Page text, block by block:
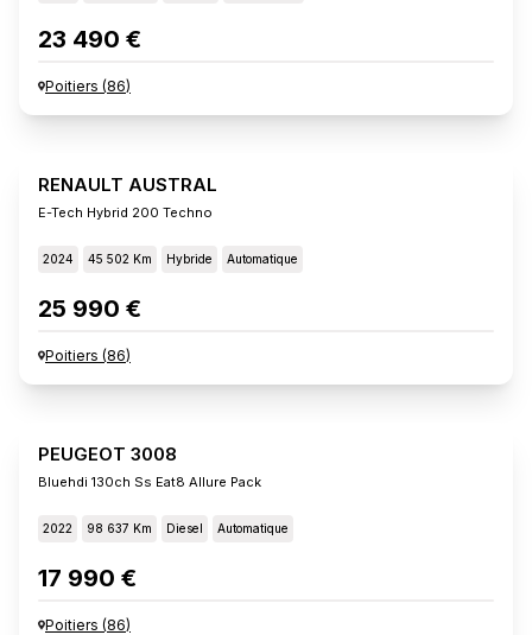
23 490 €
Poitiers (86)
RENAULT AUSTRAL
E-Tech Hybrid 200 Techno
2024 45 502 Km Hybride Automatique
25 990 €
Poitiers (86)
PEUGEOT 3008
Bluehdi 130ch Ss Eat8 Allure Pack
2022 98 637 Km Diesel Automatique
17 990 €
Poitiers (86)